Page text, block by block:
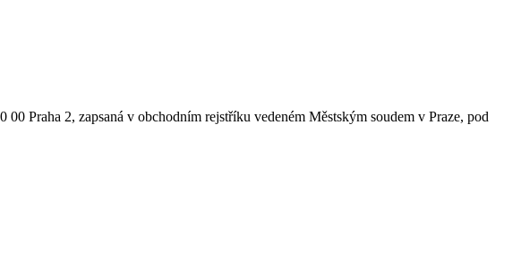
Praha 2, zapsaná v obchodním rejstříku vedeném Městským soudem v Praze, pod